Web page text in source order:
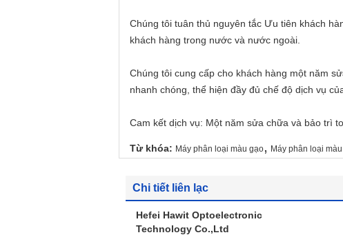
Chúng tôi tuân thủ nguyên tắc Ưu tiên khách
khách hàng trong nước và nước ngoài.
Chúng tôi cung cấp cho khách hàng một năm
nhanh chóng, thể hiện đầy đủ chế độ dịch vụ
Cam kết dịch vụ: Một năm sửa chữa và bảo trì
Từ khóa: Máy phân loại màu gạo Máy phân loại
Chi tiết liên lạc
Hefei Hawit Optoelectronic
Technology Co.,Ltd